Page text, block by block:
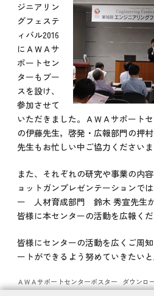
ジニアリン
グフェステ
ィバル2016
にＡＷＡサ
ポートセン
ターもブー
スを設け、
参加させて
いただきました。ＡＷＡサポート
の伊藤先生，啓発・広報部門の押
先生もお忙しい中ご協力くださいま
また、それぞれの研究や事業の内
ョットガンプレゼンテーションで
ー 人材育成部門 鈴木 秀宣先生
皆様に本センターの活動を広報くだ
皆様にセンターの活動を広くご周
ートができるよう努めていきたいと
ＡＷＡサポートセンターポスター ダウンロ